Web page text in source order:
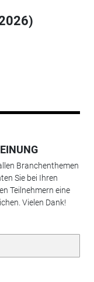
Branchenthemen
Sie bei Ihren
Teilnehmern eine
Vielen Dank!